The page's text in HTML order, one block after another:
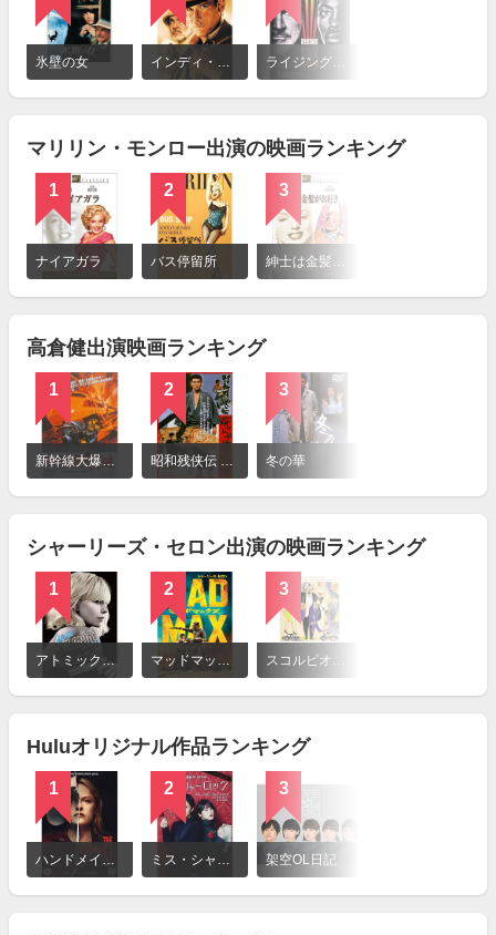
氷壁の女 インディ・ジョーンズ／最後の聖戦 ライジング・サン（1993年）
マリリン・モンロー出演の映画ランキング
1
ナイアガラ
2
バス停留所
3
紳士は金髪がお好き
高倉健出演映画ランキング
1
新幹線大爆破（1975年）
2
昭和残侠伝 死んで貰います
3
冬の華
シャーリーズ・セロン出演の映画ランキング
1
アトミック・ブロンド
2
マッドマックス 怒りのデス・ロード
3
スコルピオンの恋まじない
Huluオリジナル作品ランキング
1
ハンドメイズ・テイル／侍女の物語
2
ミス・シャーロック / Miss Sherlock
3
架空OL日記